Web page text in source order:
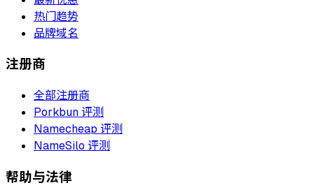
热门趋势
品牌域名
注册商
全部注册商
Porkbun 评测
Namecheap 评测
NameSilo 评测
帮助与法律